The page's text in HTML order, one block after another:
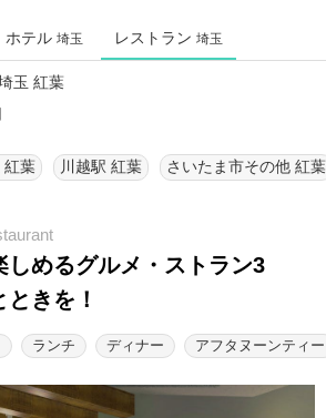
ホテル 埼玉 レストラン 埼玉
玉 紅葉
紅葉 川越駅 紅葉 さいたま市その他 紅葉
しめるグルメ・ストラン3
きを！
ランチ ディナー アフタヌーンティー